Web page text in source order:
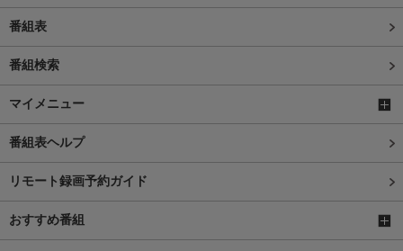
番組表
番組検索
マイメニュー
番組表ヘルプ
リモート録画予約ガイド
おすすめ番組